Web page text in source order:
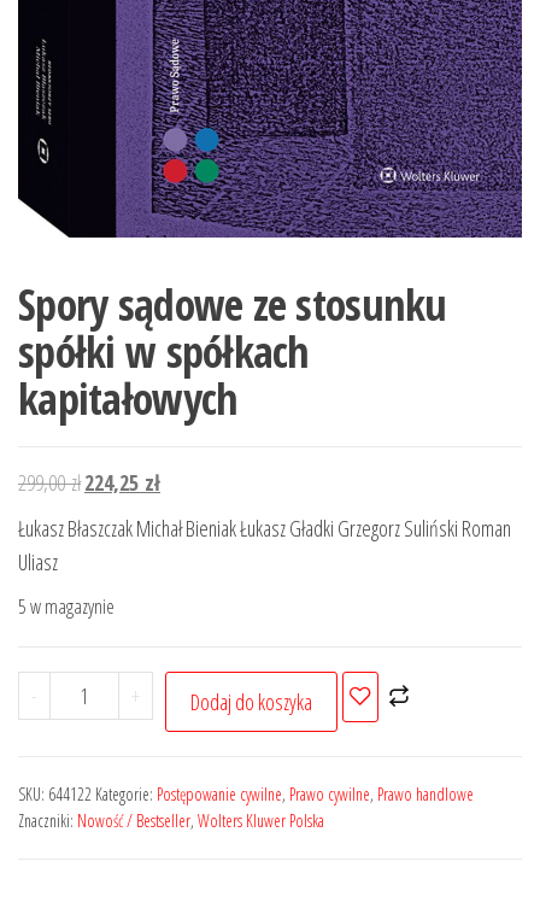
Spory sądowe ze stosunku
spółki w spółkach
kapitałowych
299,00złPierwotna
224,25 złAktualna
cena
Łukasz Błaszczak Michał Bieniak Łukasz Gładki Grzegorz Suliński Roman
Uliasz
5 w magazynie
-
ilość
Spory
ze
stosunku
+ Dodaj do koszyka
SKU: 644122 Kategorie: Postępowanie cywilne, Prawo cywilne, Prawo handlowe
Znaczniki: Nowość / Bestseller, Wolters Kluwer Polska